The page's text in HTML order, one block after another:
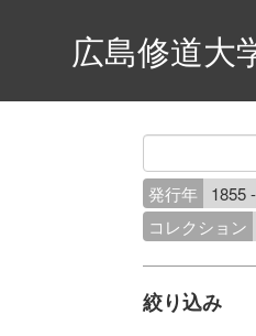
広島修道大
発行年 1855
コレクション
絞り込み